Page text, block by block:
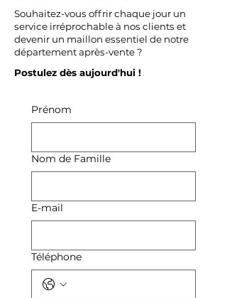
Souhaitez-vous offrir chaque jour un
service irréprochable à nos clients et
devenir un maillon essentiel de notre
département après-vente ?
Postulez dès aujourd'hui !
Prénom
Nom de Famille
E-mail
Téléphone